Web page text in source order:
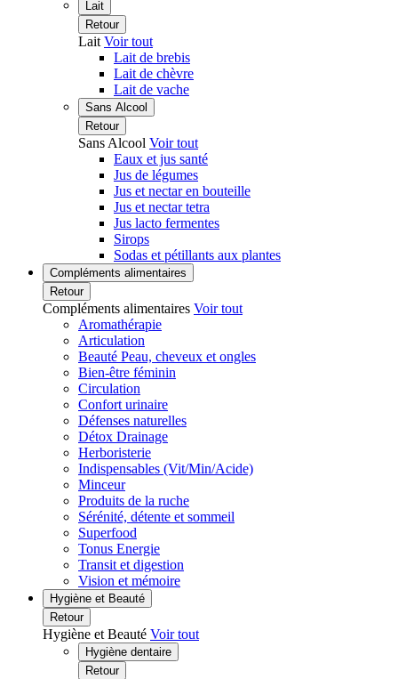
Lait
Retour
Lait Voir tout
Lait de brebis
Lait de chèvre
Lait de vache
Sans Alcool
Retour
Sans Alcool Voir tout
Eaux et jus santé
Jus de légumes
Jus et nectar en bouteille
Jus et nectar tetra
Jus lacto fermentes
Sirops
Sodas et pétillants aux plantes
Compléments alimentaires
Retour
Compléments alimentaires Voir tout
Aromathérapie
Articulation
Beauté Peau, cheveux et ongles
Bien-être féminin
Circulation
Confort urinaire
Défenses naturelles
Détox Drainage
Herboristerie
Indispensables (Vit/Min/Acide)
Minceur
Produits de la ruche
Sérénité, détente et sommeil
Superfood
Tonus Energie
Transit et digestion
Vision et mémoire
Hygiène et Beauté
Retour
Hygiène et Beauté Voir tout
Hygiène dentaire
Retour